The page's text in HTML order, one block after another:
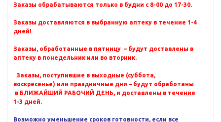
Заказы обрабатываются только в будни с 8-00 до 17-30.
Заказы доставляются в выбранную аптеку в течение 1-4
дней!
Заказы, обработанные в пятницу – будут доставлены в
аптеку в понедельник или во вторник.
Заказы, поступившие в выходные (суббота,
воскресенье) или праздничные дни – будут обработаны
в БЛИЖАЙШИЙ РАБОЧИЙ ДЕНЬ, и доставлены в течение
1-3 дней.
Возможно уменьшение сроков готовности, если все